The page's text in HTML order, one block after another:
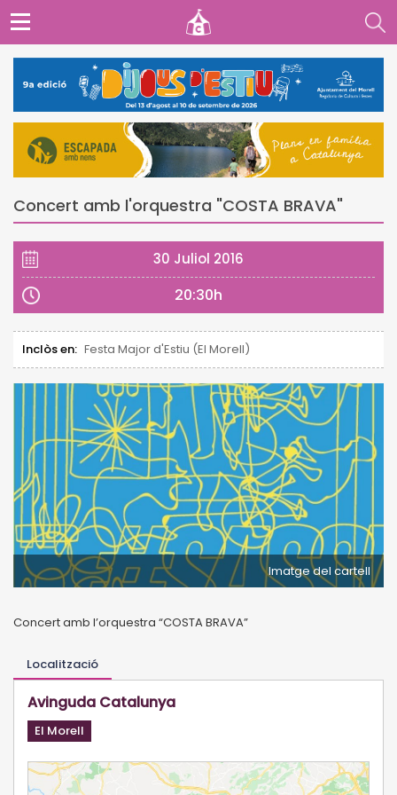
Concert amb l'orquestra "COSTA BRAVA"
30 Juliol 2016
20:30h
Inclòs en: Festa Major d'Estiu (El Morell)
Imatge del cartell
Concert amb l’orquestra “COSTA BRAVA”
Localització
Avinguda Catalunya
El Morell